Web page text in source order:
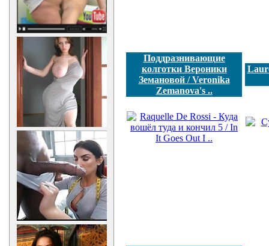
Поддразнивающие
колготки Вероники
Земановой / Veronika
Zemanova's ..